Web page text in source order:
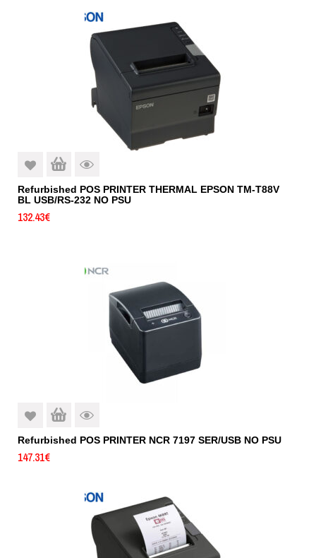
Refurbished POS PRINTER THERMAL EPSON TM-T88V
BL USB/RS-232 NO PSU
132.43€
Refurbished POS PRINTER NCR 7197 SER/USB NO PSU
147.31€